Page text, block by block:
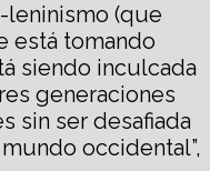
leninismo (que
está tomando
siendo inculcada
generaciones
sin ser desafiada
occidental”,